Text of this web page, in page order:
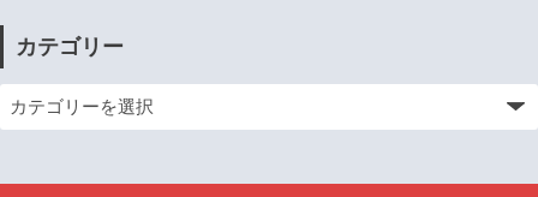
カテゴリー